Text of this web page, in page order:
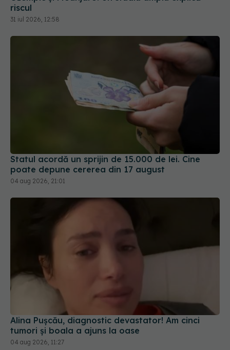
Statul acordă un sprijin de 15.000 de lei. Cine
poate depune cererea din 17 august
Alina Pușcău, diagnostic devastator! Am cinci
tumori și boala a ajuns la oase